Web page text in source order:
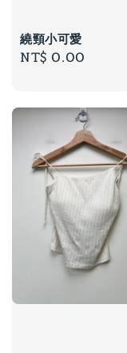
繞頸小可愛
Regular
NT$ 0.00